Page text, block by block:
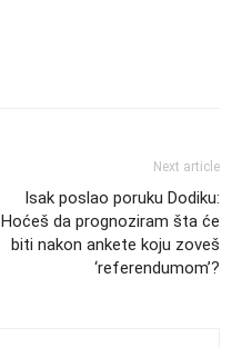
Next article
Isak poslao poruku Dodiku:
Hoćeš da prognoziram šta će
biti nakon ankete koju zoveš
‘referendumom’?